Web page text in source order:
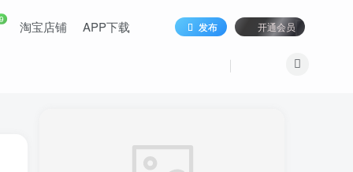
淘宝店铺 APP下载 发布 开通会员